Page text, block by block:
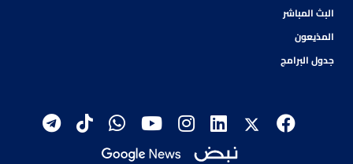
البث المباشر
المذيعون
جدول البرامج